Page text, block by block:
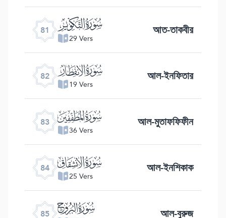
81 ﯾ
29 Vers আত-তাকবীর
82 ﯿ
19 Vers আল-ইনফিতার
83 ﰀ
36 Vers আল-মুতাফফিফীন
84 ﰁ
25 Vers আল-ইনশিকাক
85 ﰂ আল-বুরুজ